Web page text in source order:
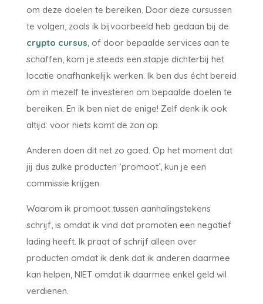
om deze doelen te bereiken. Door deze cursussen
te volgen, zoals ik bijvoorbeeld heb gedaan bij de
crypto cursus, of door bepaalde services aan te
schaffen, kom je steeds een stapje dichterbij het
locatie onafhankelijk werken. Ik ben dus écht bereid
om in mezelf te investeren om bepaalde doelen te
bereiken. En ik ben niet de enige! Zelf denk ik ook
altijd: voor niets komt de zon op.
Anderen doen dit net zo goed. Op het moment dat
jij dus zulke producten ‘promoot’, kun je een
commissie krijgen.
Waarom ik promoot tussen aanhalingstekens
schrijf, is omdat ik vind dat promoten een negatief
lading heeft. Ik praat of schrijf alleen over
producten omdat ik denk dat ik anderen daarmee
kan helpen, NIET omdat ik daarmee enkel geld wil
verdienen.